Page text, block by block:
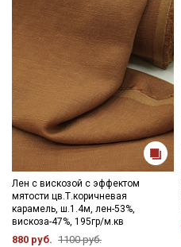
Лен с вискозой с эффектом
мятости цв.Т.коричневая
карамель, ш.1.4м, лен-53%,
вискоза-47%, 195гр/м.кв
880 руб. 1100 руб.